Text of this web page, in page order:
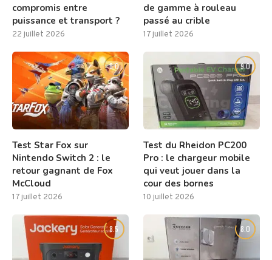
compromis entre
puissance et transport ?
22 juillet 2026
de gamme à rouleau
passé au crible
17 juillet 2026
8.0
Test Star Fox sur
Nintendo Switch 2 : le
retour gagnant de Fox
McCloud
17 juillet 2026
9.0
Test du Rheidon PC200
Pro : le chargeur mobile
qui veut jouer dans la
cour des bornes
10 juillet 2026
8.5 8.0